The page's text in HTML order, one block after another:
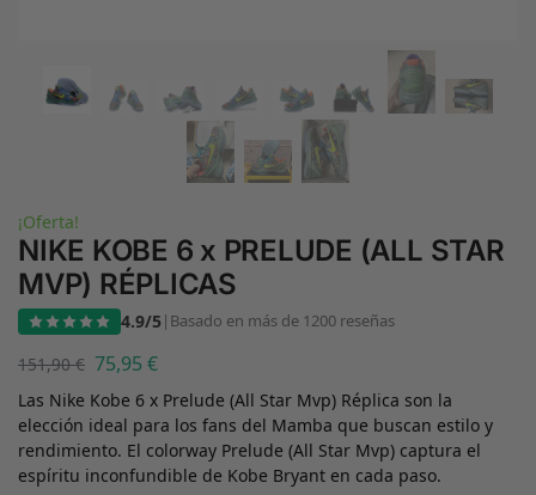
¡Oferta!
NIKE KOBE 6 x PRELUDE (ALL STAR
MVP) RÉPLICAS
4.9/5| Basado en más de 1200 reseñas
151,90€ 75,95 €
Las Nike Kobe 6 x Prelude (All Star Mvp) Réplica son la
elección ideal para los fans del Mamba que buscan estilo y
rendimiento. El colorway Prelude (All Star Mvp) captura el
espíritu inconfundible de Kobe Bryant en cada paso.